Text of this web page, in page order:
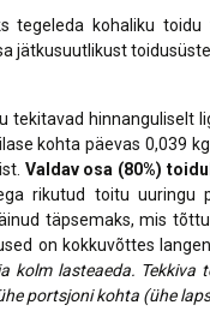
projektid
Võrtsjärve-Emajõe-
veetee arendamine
Lõppenud projektid
30 aastat Tartumaa
Omavalitsuste Liitu
tegeleda kohaliku
jätkusuutlikust
tekitavad hinnanguliselt
kohta päevas 0,039
Valdav osa (80%)
rikutud toitu uuringu
täpsemaks, mis
on kokkuvõttes
kolm lasteaeda. Tekkiva
portsjoni kohta (ühe